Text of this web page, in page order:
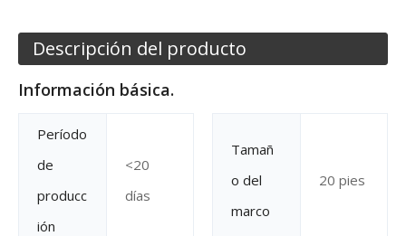
Descripción del producto
Información básica.
Período
de
producc
ión
<20
días
Tamañ
o del
marco
20 pies